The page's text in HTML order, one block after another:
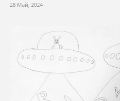
28 Май, 2024